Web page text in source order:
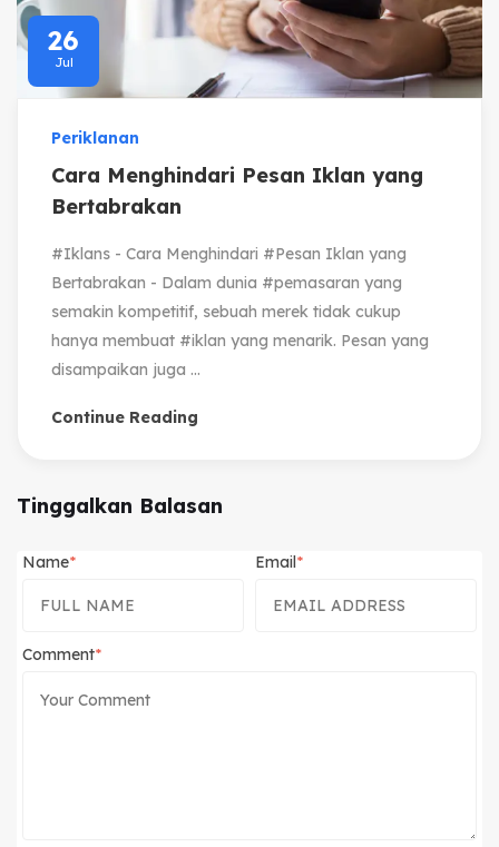
26
Jul
Periklanan
Cara Menghindari Pesan Iklan yang
Bertabrakan
#Iklans - Cara Menghindari #Pesan Iklan yang
Bertabrakan - Dalam dunia #pemasaran yang
semakin kompetitif, sebuah merek tidak cukup
hanya membuat #iklan yang menarik. Pesan yang
disampaikan juga ...
Continue Reading
Tinggalkan Balasan
Name Email
Comment